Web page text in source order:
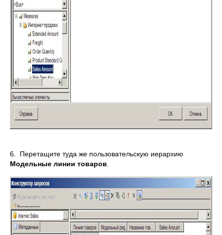
6. Перетащите туда же пользовательскую иерархию
Модельные линии товаров